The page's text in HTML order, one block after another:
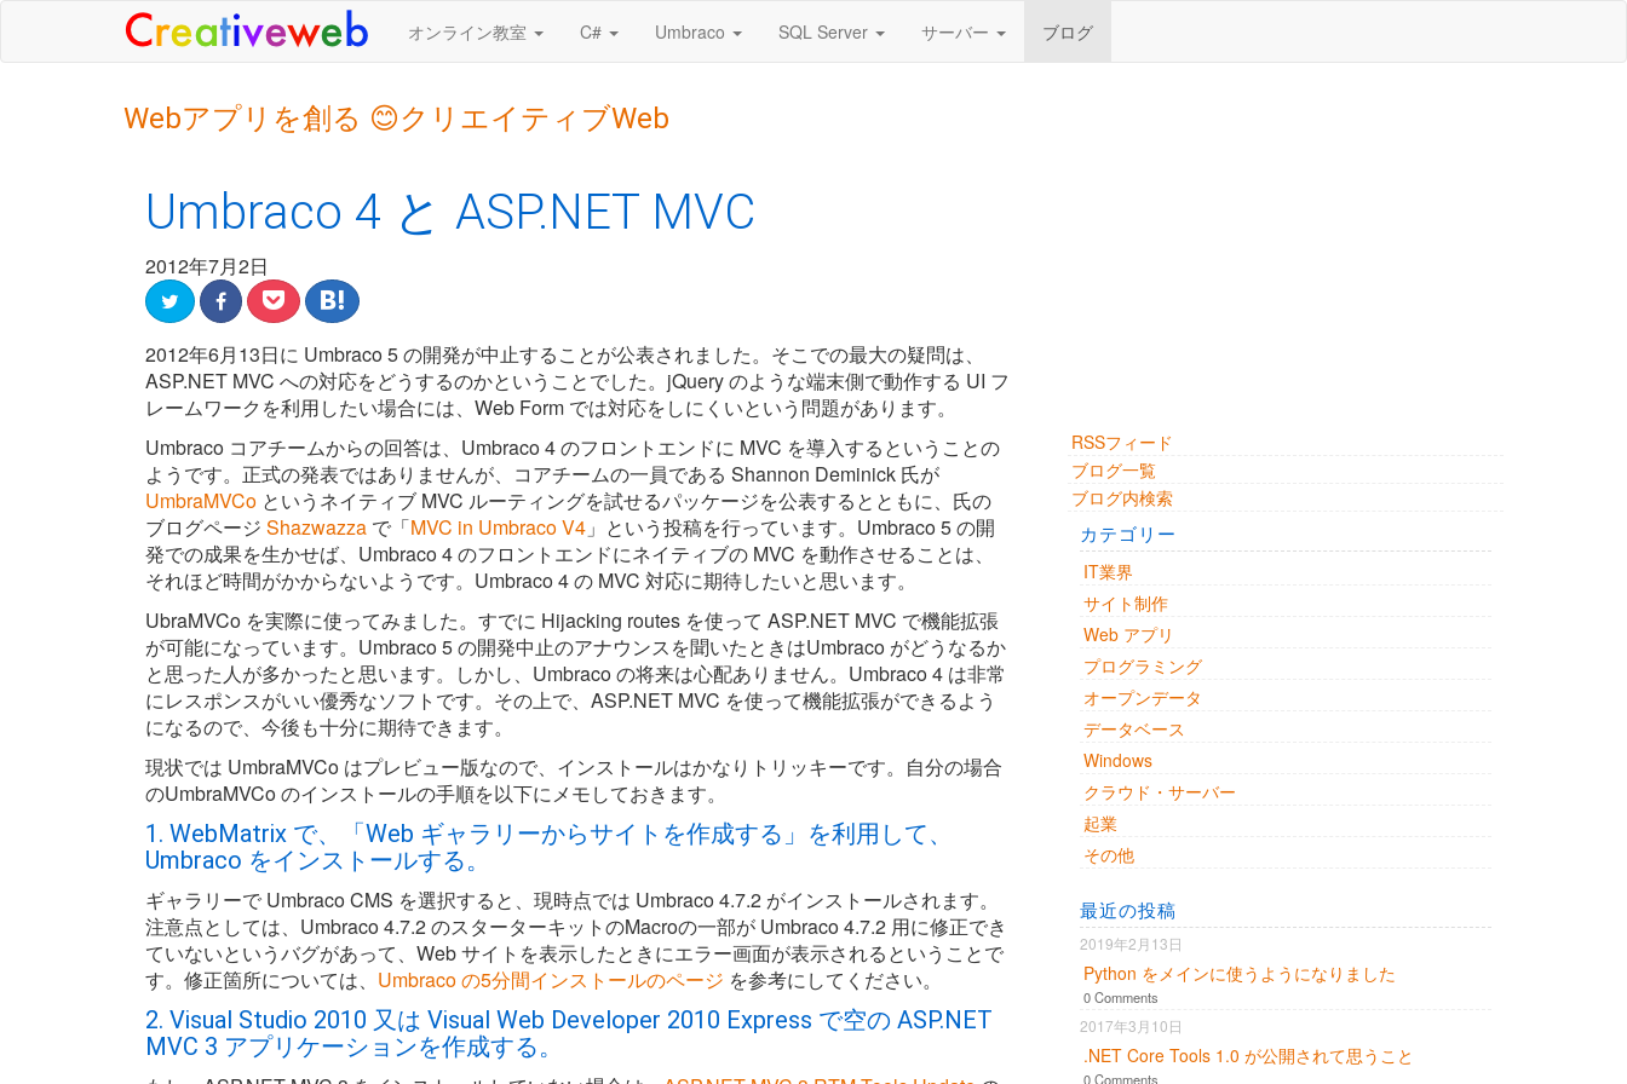
オンライン教室 C# Umbraco SQL Server サーバー ブログ
Webアプリを創る 😊クリエイティブWeb
Umbraco 4 と ASP.NET MVC
2012年7月2日
2012年6月13日に Umbraco 5 の開発が中止することが公表されました。そこでの最大の疑問は、
ASP.NET MVC への対応をどうするのかということでした。jQuery のような端末側で動作する UI フ
レームワークを利用したい場合には、Web Form では対応をしにくいという問題があります。
Umbraco コアチームからの回答は、Umbraco 4 のフロントエンドに MVC を導入するということの
ようです。正式の発表ではありませんが、コアチームの一員である Shannon Deminick 氏が
UmbraMVCo というネイティブ MVC ルーティングを試せるパッケージを公表するとともに、氏の
ブログページ Shazwazza で「MVC in Umbraco V4 」という投稿を行っています。Umbraco 5 の開
発での成果を生かせば、Umbraco 4 のフロントエンドにネイティブの MVC を動作させることは、
それほど時間がかからないようです。Umbraco 4 の MVC 対応に期待したいと思います。
UbraMVCo を実際に使ってみました。すでに Hijacking routes を使って ASP.NET MVC で機能拡張
が可能になっています。Umbraco 5 の開発中止のアナウンスを聞いたときはUmbraco がどうなるか
と思った人が多かったと思います。しかし、Umbraco の将来は心配ありません。Umbraco 4 は非常
にレスポンスがいい優秀なソフトです。その上で、ASP.NET MVC を使って機能拡張ができるよう
になるので、今後も十分に期待できます。
現状では UmbraMVCo はプレビュー版なので、インストールはかなりトリッキーです。自分の場合
のUmbraMVCo のインストールの手順を以下にメモしておきます。
1. WebMatrix で、「Web ギャラリーからサイトを作成する」を利用して、
Umbraco をインストールする。
ギャラリーで Umbraco CMS を選択すると、現時点では Umbraco 4.7.2 がインストールされます。
注意点としては、Umbraco 4.7.2 のスターターキットのMacroの一部が Umbraco 4.7.2 用に修正でき
ていないというバグがあって、Web サイトを表示したときにエラー画面が表示されるということで
す。修正箇所については、 Umbraco の5分間インストールのページ を参考にしてください。
2. Visual Studio 2010 又は Visual Web Developer 2010 Express で空の ASP.NET
MVC 3 アプリケーションを作成する。
RSSフィード
ブログ一覧
ブログ内検索
カテゴリー
IT業界
サイト制作
Web アプリ
プログラミング
オープンデータ
データベース
Windows
クラウド・サーバー
起業
その他
最近の投稿
2019年2月13日
Python をメインに使うようになりました
0 Comments
2017年3月10日
.NET Core Tools 1.0 が公開されて思うこと
0 Comments